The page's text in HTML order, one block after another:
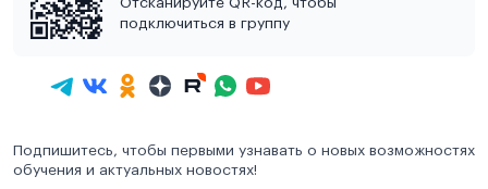
подключиться в группу
Подпишитесь, чтобы первыми узнавать о новых возможностях
обучения и актуальных новостях!